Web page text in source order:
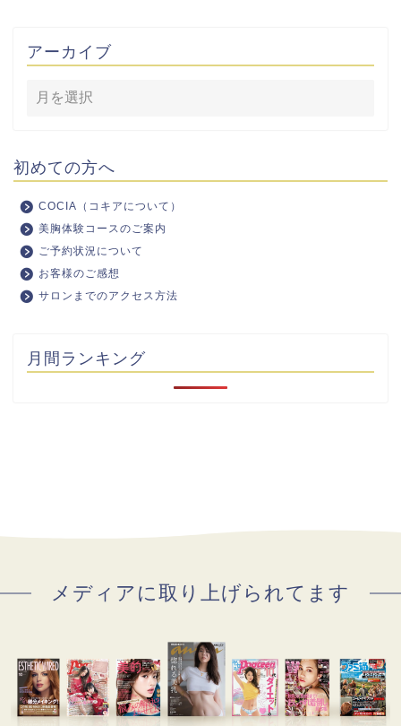
アーカイブ
初めての方へ
COCIA（コキアについて）
美胸体験コースのご案内
ご予約状況について
お客様のご感想
サロンまでのアクセス方法
月間ランキング
メディアに取り上げられてます